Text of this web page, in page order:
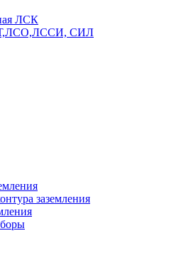
ЛСК
СИЛ
заземления